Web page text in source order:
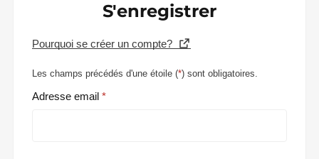
S'enregistrer
Pourquoi se créer un compte?
Les champs précédés d'une étoile (*) sont obligatoires.
Adresse email